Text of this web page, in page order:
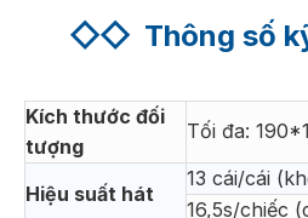
◇◇ Thông số
Kích thước đối
tượng
Tối đa:
Hiệu suất hát
13 cái/cái
16,5s/chiếc